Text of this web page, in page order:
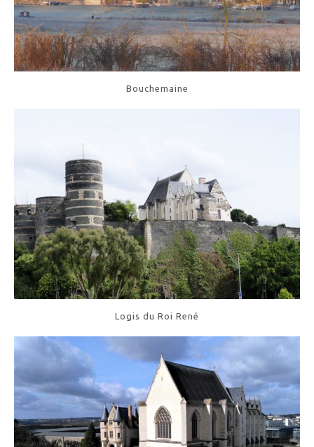
Bouchemaine
Logis du Roi René